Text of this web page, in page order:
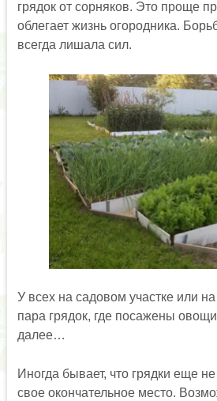
грядок от сорняков. Это проще
облегает жизнь огородника.
всегда лишала сил.
У всех на садовом участке или
пара грядок, где посажены
далее…
Иногда бывает, что грядки еще
свое окончательное место.